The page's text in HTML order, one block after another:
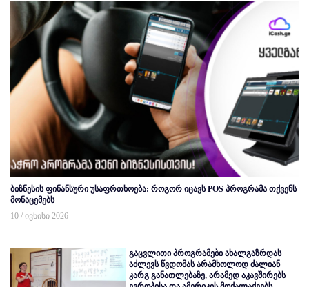
ბიზნესის ფინანსური უსაფრთხოება: როგორ იცავს POS პროგრამა თქვენს
მონაცემებს
10 / ივნისი 2026
გაცვლითი პროგრამები ახალგაზრდას
აძლევს წვდომას არამხოლოდ ძალიან
კარგ განათლებაზე, არამედ აკავშირებს